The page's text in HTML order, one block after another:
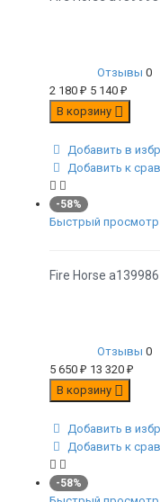
Отзывы 0
2 180 ₽ 5 140 ₽
В корзину
Добавить в
Добавить к
-58%
Быстрый просмотр
Fire Horse а139986
Отзывы 0
5 650 ₽ 13 320 ₽
В корзину
Добавить в
Добавить к
-58%